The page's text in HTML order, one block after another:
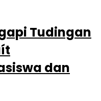
Tudingan
dan